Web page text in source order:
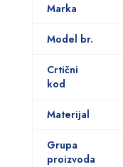
Marka
Model br.
Crtični
kod
Materijal
Grupa
proizvoda